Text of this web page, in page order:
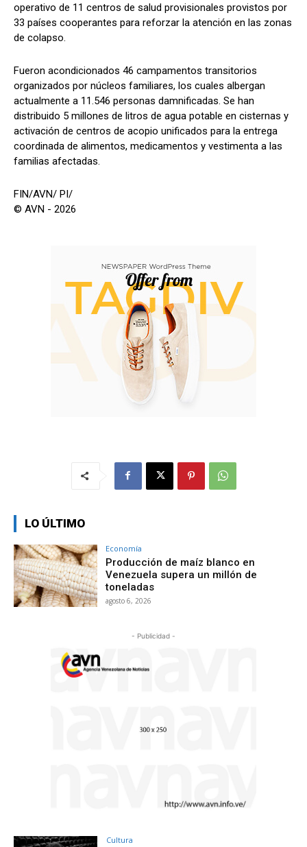
operativo de 11 centros de salud provisionales provistos por
33 países cooperantes para reforzar la atención en las zonas
de colapso.
Fueron acondicionados 46 campamentos transitorios
organizados por núcleos familiares, los cuales albergan
actualmente a 11.546 personas damnificadas. Se han
distribuido 5 millones de litros de agua potable en cisternas y
activación de centros de acopio unificados para la entrega
coordinada de alimentos, medicamentos y vestimenta a las
familias afectadas.
FIN/AVN/ PI/
© AVN - 2026
LO ÚLTIMO
Economía
Producción de maíz blanco en
Venezuela supera un millón de
toneladas
agosto 6, 2026
- Publicidad -
Cultura